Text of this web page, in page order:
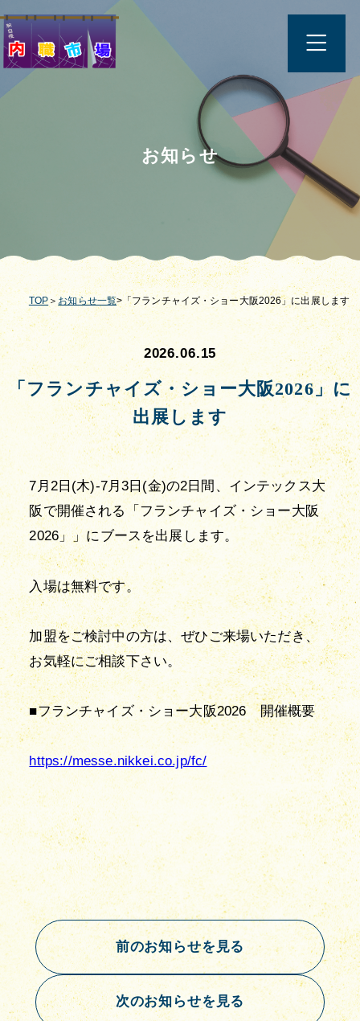
お知らせ
TOP ＞ お知らせ一覧>「フランチャイズ・ショー大阪2026」に出展します
2026.06.15
「フランチャイズ・ショー大阪2026」に
出展します
7月2日(木)-7月3日(金)の2日間、インテックス大
阪で開催される「フランチャイズ・ショー大阪
2026」」にブースを出展します。
入場は無料です。
加盟をご検討中の方は、ぜひご来場いただき、
お気軽にご相談下さい。
■フランチャイズ・ショー大阪2026　開催概要
https://messe.nikkei.co.jp/fc/
前のお知らせを見る
次のお知らせを見る